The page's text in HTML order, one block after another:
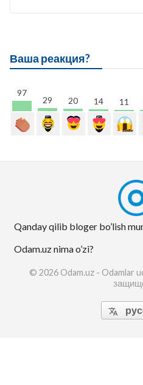
Ваша реакция?
97
29 20 14 11
Qanday qilib bloger bo’lish
Odam.uz nima o’zi?
© 2026 Odam.uz - Odamlar
